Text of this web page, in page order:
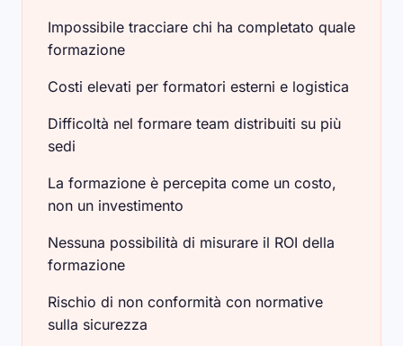
Impossibile tracciare chi ha completato quale
formazione
Costi elevati per formatori esterni e logistica
Difficoltà nel formare team distribuiti su più
sedi
La formazione è percepita come un costo,
non un investimento
Nessuna possibilità di misurare il ROI della
formazione
Rischio di non conformità con normative
sulla sicurezza